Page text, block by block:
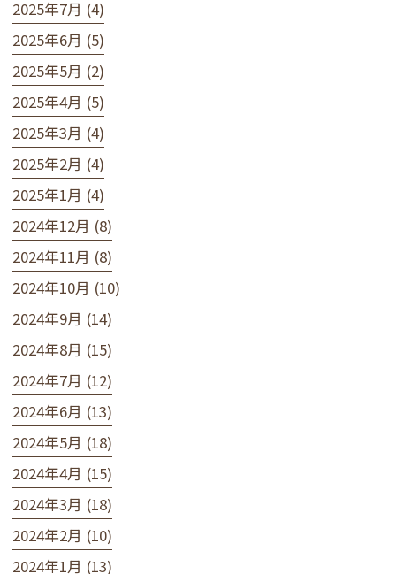
2025年7月 (4)
2025年6月 (5)
2025年5月 (2)
2025年4月 (5)
2025年3月 (4)
2025年2月 (4)
2025年1月 (4)
2024年12月 (8)
2024年11月 (8)
2024年10月 (10)
2024年9月 (14)
2024年8月 (15)
2024年7月 (12)
2024年6月 (13)
2024年5月 (18)
2024年4月 (15)
2024年3月 (18)
2024年2月 (10)
2024年1月 (13)